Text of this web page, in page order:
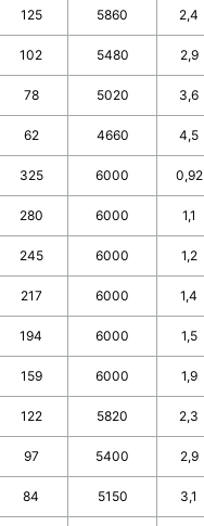
125 5860 2,4
102 5480 2,9
78 5020 3,6
62 4660 4,5
325 6000 0,92
280 6000 1,1
245 6000 1,2
217 6000 1,4
194 6000 1,5
159 6000 1,9
122 5820 2,3
97 5400 2,9
84 5150 3,1